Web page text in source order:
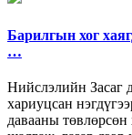
Барилгын хог
…
Нийслэлийн Засаг
хариуцсан
давааны